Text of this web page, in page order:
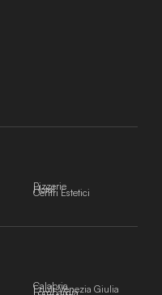
Pizzerie
Hotel
Centri Estetici
Calabria
Friuli-Venezia Giulia
Lombardia